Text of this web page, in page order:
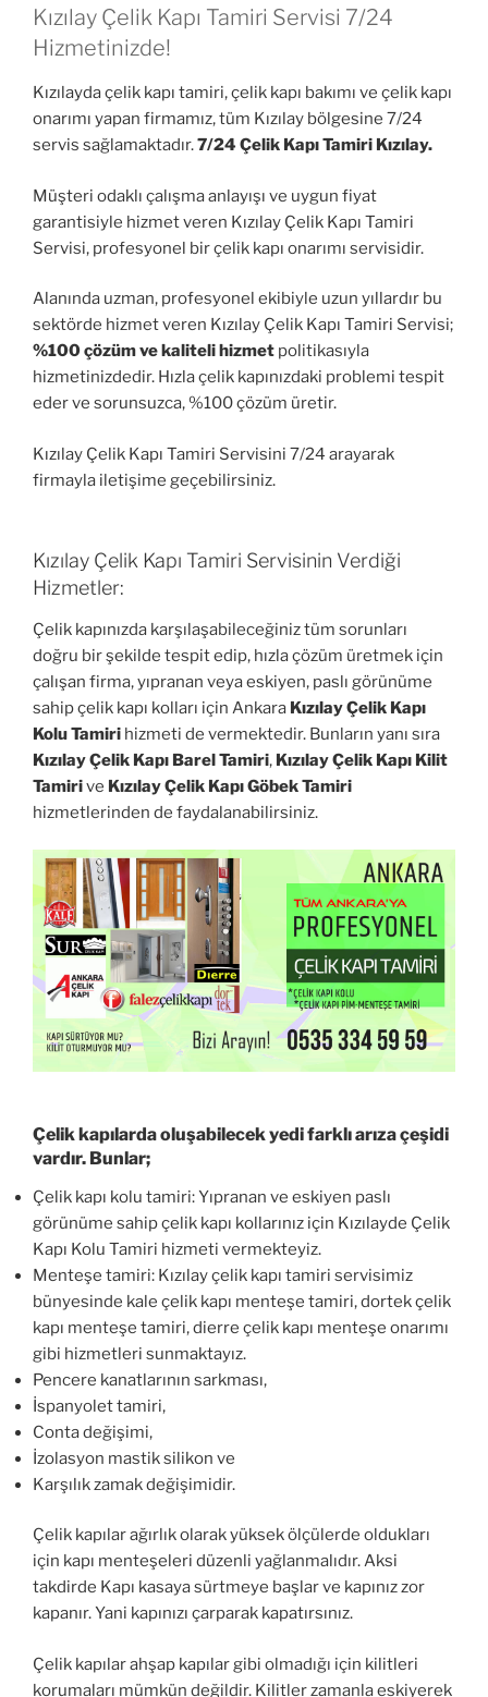
Kızılay Çelik Kapı Tamiri Servisi 7/24
Hizmetinizde!
Kızılayda çelik kapı tamiri, çelik kapı bakımı ve çelik kapı
onarımı yapan firmamız, tüm Kızılay bölgesine 7/24
servis sağlamaktadır.7/24 Çelik Kapı Tamiri Kızılay.
Müşteri odaklı çalışma anlayışı ve uygun fiyat
garantisiyle hizmet veren Kızılay Çelik Kapı Tamiri
Servisi, profesyonel bir çelik kapı onarımı servisidir.
Alanında uzman, profesyonel ekibiyle uzun yıllardır bu
sektörde hizmet veren Kızılay Çelik Kapı Tamiri Servisi;
%100 çözüm ve kaliteli hizmet politikasıyla
hizmetinizdedir. Hızla çelik kapınızdaki problemi tespit
eder ve sorunsuzca, %100 çözüm üretir.
Kızılay Çelik Kapı Tamiri Servisini 7/24 arayarak
firmayla iletişime geçebilirsiniz.
Kızılay Çelik Kapı Tamiri Servisinin Verdiği
Hizmetler:
Çelik kapınızda karşılaşabileceğiniz tüm sorunları
doğru bir şekilde tespit edip, hızla çözüm üretmek için
çalışan firma, yıpranan veya eskiyen, paslı görünüme
sahip çelik kapı kolları için Ankara Kızılay Çelik Kapı
Kolu Tamiri hizmeti de vermektedir. Bunların yanı sıra
Kızılay Çelik Kapı Barel Tamiri, Kızılay Çelik Kapı Kilit
Tamirive Kızılay Çelik Kapı Göbek Tamiri
hizmetlerinden de faydalanabilirsiniz.
Çelik kapılarda oluşabilecek yedi farklı arıza çeşidi
vardır. Bunlar;
Çelik kapı kolu tamiri: Yıpranan ve eskiyen paslı
görünüme sahip çelik kapı kollarınız için Kızılayde Çelik
Kapı Kolu Tamiri hizmeti vermekteyiz.
Menteşe tamiri: Kızılay çelik kapı tamiri servisimiz
bünyesinde kale çelik kapı menteşe tamiri, dortek çelik
kapı menteşe tamiri, dierre çelik kapı menteşe onarımı
gibi hizmetleri sunmaktayız.
Pencere kanatlarının sarkması,
İspanyolet tamiri,
Conta değişimi,
İzolasyon mastik silikon ve
Karşılık zamak değişimidir.
Çelik kapılar ağırlık olarak yüksek ölçülerde oldukları
için kapı menteşeleri düzenli yağlanmalıdır. Aksi
takdirde Kapı kasaya sürtmeye başlar ve kapınız zor
kapanır. Yani kapınızı çarparak kapatırsınız.
Çelik kapılar ahşap kapılar gibi olmadığı için kilitleri
korumaları mümkün değildir. Kilitler zamanla eskiyerek